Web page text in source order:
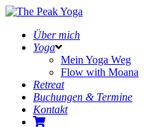
Über mich
Yoga
Mein Yoga Weg
Flow with Moana
Retreat
Buchungen & Termine
Kontakt